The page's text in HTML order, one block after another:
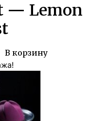
— Lemon
В корзину